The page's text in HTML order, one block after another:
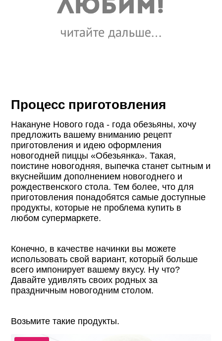
Процесс приготовления
Накануне Нового года - года обезьяны, хочу
предложить вашему вниманию рецепт
приготовления и идею оформления
новогодней пиццы «Обезьянка». Такая,
поистине новогодняя, выпечка станет сытным и
вкуснейшим дополнением новогоднего и
рождественского стола. Тем более, что для
приготовления понадобятся самые доступные
продукты, которые не проблема купить в
любом супермаркете.
Конечно, в качестве начинки вы можете
использовать свой вариант, который больше
всего импонирует вашему вкусу. Ну что?
Давайте удивлять своих родных за
праздничным новогодним столом.
Возьмите такие продукты.